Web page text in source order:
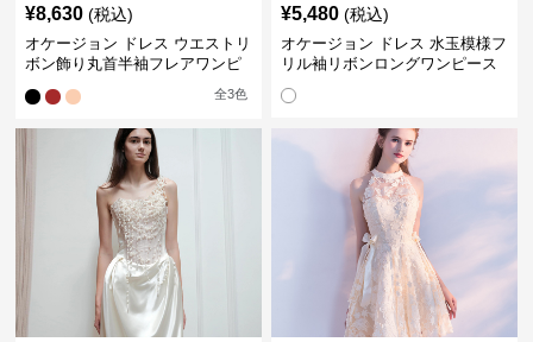
¥8,630 (税込)
オケージョン ドレス ウエストリ
ボン飾り丸首半袖フレアワンピ
全3色
¥5,480 (税込)
オケージョン ドレス 水玉模様フ
リル袖リボンロングワンピース